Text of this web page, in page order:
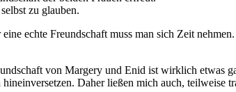
zu glauben.
echte Freundschaft muss man sich Zeit
von Margery und Enid ist wirklich etwas
Daher ließen mich auch, teilweise